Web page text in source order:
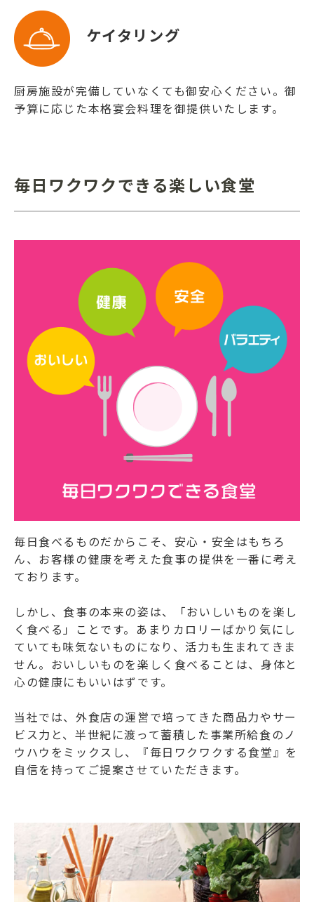
ケイタリング
厨房施設が完備していなくても御安心ください。御
予算に応じた本格宴会料理を御提供いたします。
毎日ワクワクできる楽しい食堂
毎日食べるものだからこそ、安心・安全はもちろ
ん、お客様の健康を考えた食事の提供を一番に考え
ております。
しかし、食事の本来の姿は、「おいしいものを楽し
く食べる」ことです。あまりカロリーばかり気にし
ていても味気ないものになり、活力も生まれてきま
せん。おいしいものを楽しく食べることは、身体と
心の健康にもいいはずです。
当社では、外食店の運営で培ってきた商品力やサー
ビス力と、半世紀に渡って蓄積した事業所給食のノ
ウハウをミックスし、『毎日ワクワクする食堂』を
自信を持ってご提案させていただきます。